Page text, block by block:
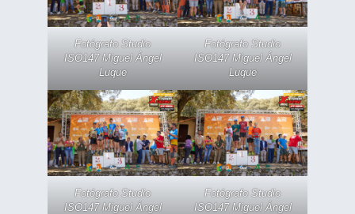
Fotógrafo Studio
ISO147 Miguel Ángel
Luque
Fotógrafo Studio
ISO147 Miguel Ángel
Luque
Fotógrafo Studio
ISO147 Miguel Ángel
Fotógrafo Studio
ISO147 Miguel Ángel